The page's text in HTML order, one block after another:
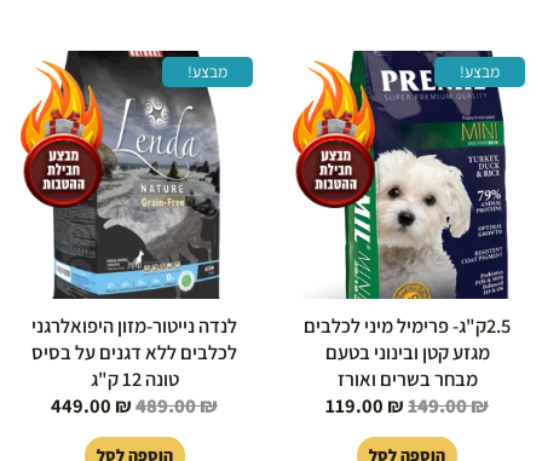
מבצע!
2.5ק"ג- פרימיל מיני לכלבים
מגזע קטן ובינוני בטעם
מבחר בשרים ואורז
149.00₪
המחיר
המקורי
היה:
149.00 ₪.
119.00 ₪
המחיר
הנוכחי
הוא:
119.00 ₪.
הוספה לסל
מבצע!
לנדה נייטור-מזון היפואלרגני
לכלבים ללא דגנים על בסיס
טונה 12 ק"ג
489.00₪
המחיר
המקורי
היה:
489.00 ₪.
449.00 ₪
המחיר
הנוכחי
הוא:
₪.
הוספה לסל